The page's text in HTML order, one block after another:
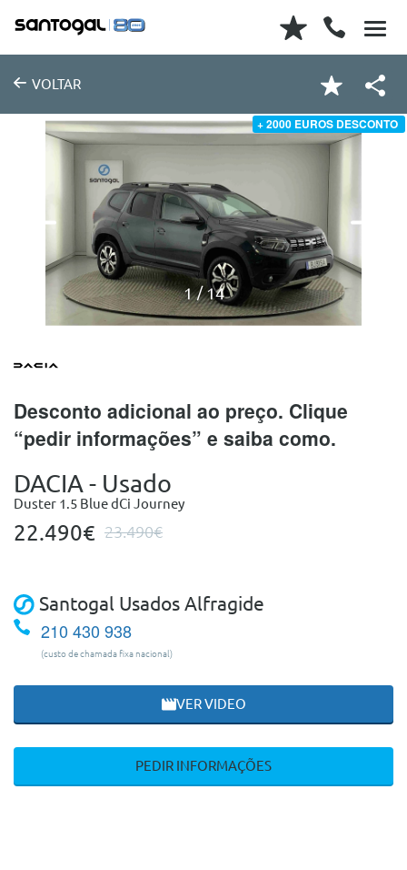
VOLTAR
+ 2000 EUROS DESCONTO
1 14
Desconto adicional ao preço. Clique
“pedir informações” e saiba como.
DACIA - Usado
Duster 1.5 Blue dCi Journey
22.490€ 23.490€
Santogal Usados Alfragide
210 430 938
(custo de chamada fixa nacional)
VER VIDEO
PEDIR INFORMAÇÕES